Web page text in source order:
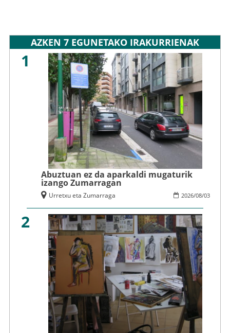
AZKEN 7 EGUNETAKO IRAKURRIENAK
1
Abuztuan ez da aparkaldi mugaturik
izango Zumarragan
2026/08/03
Urretxu eta Zumarraga
2